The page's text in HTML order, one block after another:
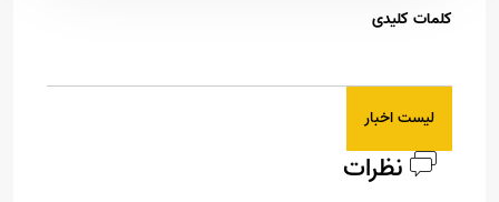
کلمات کلیدی
لیست اخبار
نظرات